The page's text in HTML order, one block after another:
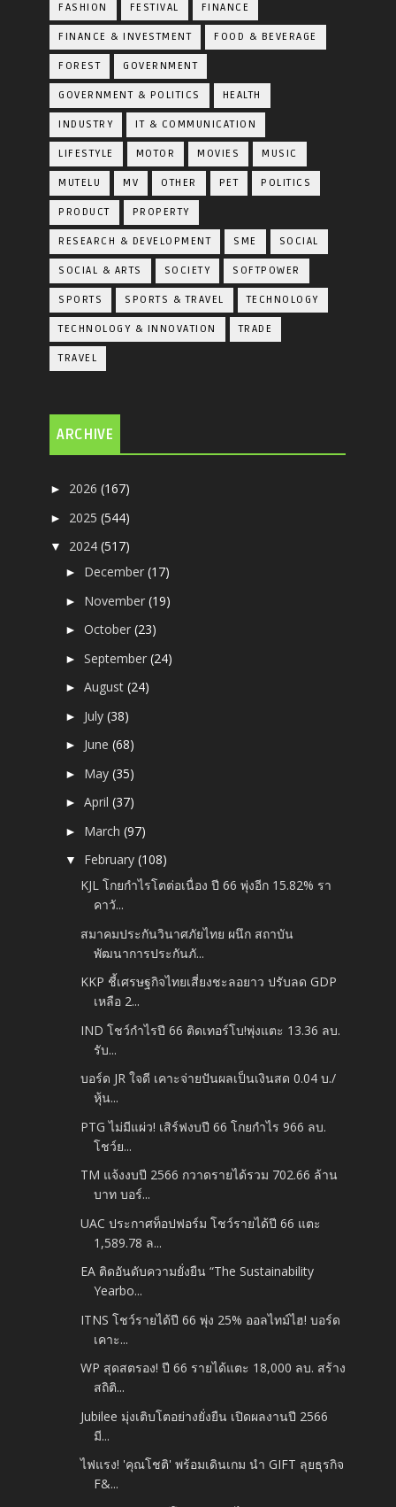
FASHION FESTIVAL FINANCE
FINANCE & INVESTMENT FOOD & BEVERAGE
FOREST GOVERNMENT
GOVERNMENT & POLITICS HEALTH
INDUSTRY IT & COMMUNICATION
LIFESTYLE MOTOR MOVIES MUSIC
MUTELU MV OTHER PET POLITICS
PRODUCT PROPERTY
RESEARCH & DEVELOPMENT SME SOCIAL
SOCIAL & ARTS SOCIETY SOFTPOWER
SPORTS SPORTS & TRAVEL TECHNOLOGY
TECHNOLOGY & INNOVATION TRADE
TRAVEL
ARCHIVE
► 2026(167)
► 2025(544)
▼ 2024(517)
► December(17)
► November(19)
►October(23)
►September(24)
►August(24)
► July(38)
► June(68)
► May(35)
►April(37)
► March(97)
▼ February(108)
KJL โกยกำไรโตต่อเนื่อง ปี 66 พุ่งอีก 15.82% รา
คาวั...
สมาคมประกันวินาศภัยไทย ผนึก สถาบัน
พัฒนาการประกันภั...
KKP ชี้เศรษฐกิจไทยเสี่ยงชะลอยาว ปรับลด GDP
เหลือ 2...
IND โชว์กำไรปี 66 ติดเทอร์โบ!พุ่งแตะ 13.36 ลบ.
รับ...
บอร์ด JR ใจดี เคาะจ่ายปันผลเป็นเงินสด 0.04 บ./
หุ้น...
PTG ไม่มีแผ่ว! เสิร์ฟงบปี 66 โกยกำไร 966 ลบ.
โชว์ย...
TM แจ้งงบปี 2566 กวาดรายได้รวม 702.66 ล้าน
บาท บอร์...
UAC ประกาศท็อปฟอร์ม โชว์รายได้ปี 66 แตะ
1,589.78 ล...
EA ติดอันดับความยั่งยืน “The Sustainability
Yearbo...
ITNS โชว์รายได้ปี 66 พุ่ง 25% ออลไทม์ไฮ! บอร์ด
เคาะ...
WP สุดสตรอง! ปี 66 รายได้แตะ 18,000 ลบ. สร้าง
สถิติ...
Jubilee มุ่งเติบโตอย่างยั่งยืน เปิดผลงานปี 2566
มี...
ไฟแรง! 'คุณโชติ' พร้อมเดินเกม นำ GIFT ลุยธุรกิจ
F&...